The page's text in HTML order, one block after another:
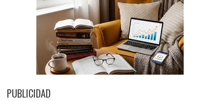
PUBLICIDAD